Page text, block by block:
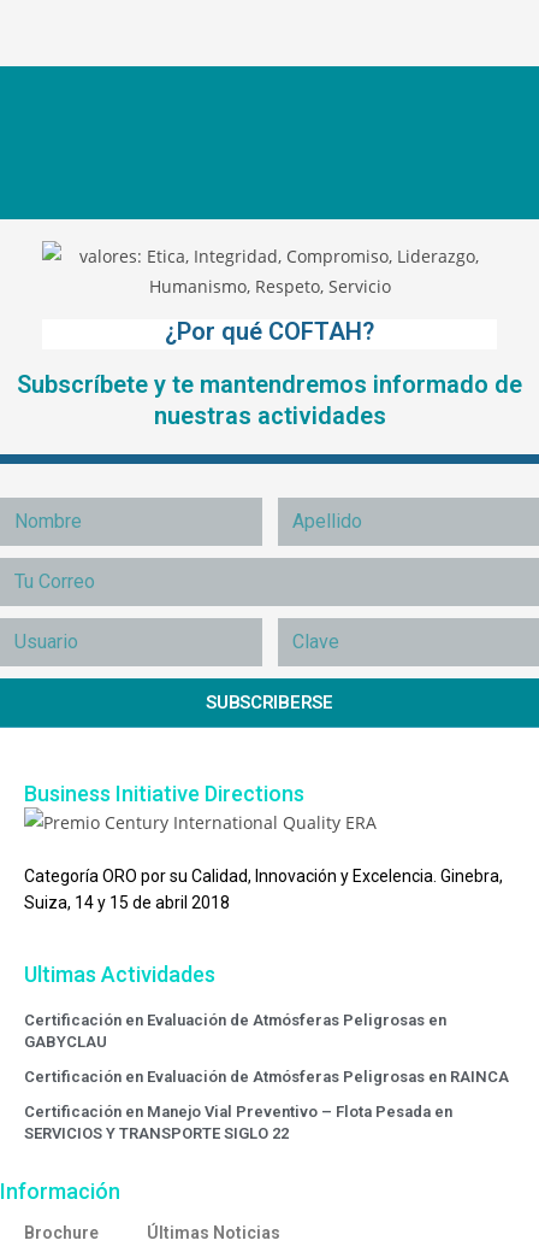
¿Por qué COFTAH?
Subscríbete y te mantendremos informado de
nuestras actividades
SUBSCRIBERSE
Business Initiative Directions
Categoría ORO por su Calidad, Innovación y Excelencia. Ginebra,
Suiza, 14 y 15 de abril 2018
Ultimas Actividades
Certificación en Evaluación de Atmósferas Peligrosas en
GABYCLAU
Certificación en Evaluación de Atmósferas Peligrosas en RAINCA
Certificación en Manejo Vial Preventivo – Flota Pesada en
SERVICIOS Y TRANSPORTE SIGLO 22
Información
Brochure Últimas Noticias